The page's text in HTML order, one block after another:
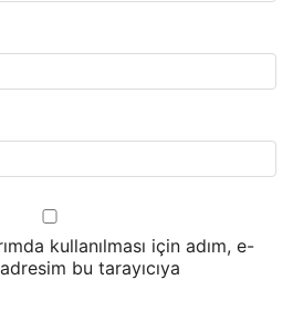
kullanılması için adım, e-
bu tarayıcıya